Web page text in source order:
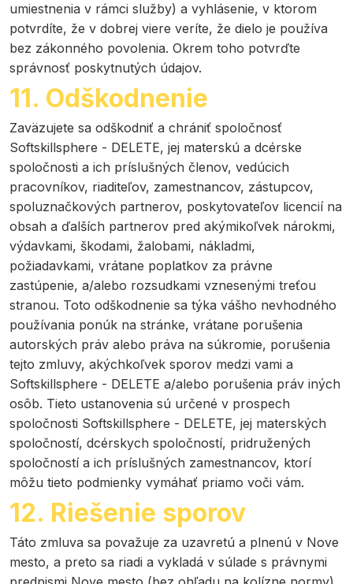
umiestnenia v rámci služby) a vyhlásenie, v ktorom
potvrdíte, že v dobrej viere veríte, že dielo je používa
bez zákonného povolenia. Okrem toho potvrďte
správnosť poskytnutých údajov.
11. Odškodnenie
Zaväzujete sa odškodniť a chrániť spoločnosť
Softskillsphere - DELETE, jej materskú a dcérske
spoločnosti a ich príslušných členov, vedúcich
pracovníkov, riaditeľov, zamestnancov, zástupcov,
spoluznačkových partnerov, poskytovateľov licencií na
obsah a ďalších partnerov pred akýmikoľvek nárokmi,
výdavkami, škodami, žalobami, nákladmi,
požiadavkami, vrátane poplatkov za právne
zastúpenie, a/alebo rozsudkami vznesenými treťou
stranou. Toto odškodnenie sa týka vášho nevhodného
používania ponúk na stránke, vrátane porušenia
autorských práv alebo práva na súkromie, porušenia
tejto zmluvy, akýchkoľvek sporov medzi vami a
Softskillsphere - DELETE a/alebo porušenia práv iných
osôb. Tieto ustanovenia sú určené v prospech
spoločnosti Softskillsphere - DELETE, jej materských
spoločností, dcérskych spoločností, pridružených
spoločností a ich príslušných zamestnancov, ktorí
môžu tieto podmienky vymáhať priamo voči vám.
12. Riešenie sporov
Táto zmluva sa považuje za uzavretú a plnenú v Nove
mesto, a preto sa riadi a vykladá v súlade s právnymi